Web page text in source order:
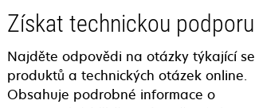
Získat technickou podporu
Najděte odpovědi na otázky týkající se
produktů a technických otázek online.
Obsahuje podrobné informace o